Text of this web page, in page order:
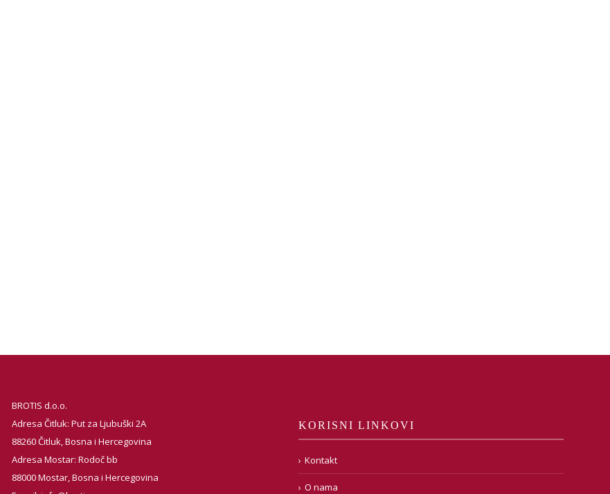
BROTIS d.o.o.
Adresa Čitluk: Put za Ljubuški 2A
88260 Čitluk, Bosna i Hercegovina
Adresa Mostar: Rodoč bb
88000 Mostar, Bosna i Hercegovina
KORISNI LINKOVI
Kontakt
O nama